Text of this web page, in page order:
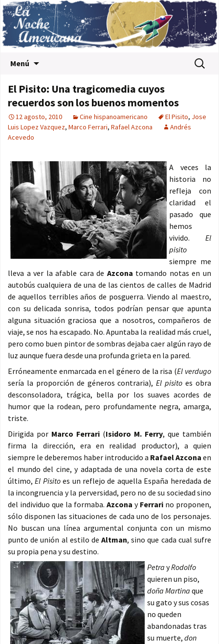
Menú Buscar:
El Pisito: Una tragicomedia cuyos
recuerdos son los buenos momentos
12 agosto, 2010 Cine hispanoamericano El Pisito, Jose
Luis Lopez Vazquez, Marco Ferrari, Rafael Azcona
Andrés
Acevedo
A veces la
historia no
refleja con
claridad el
pasado que
hemos
vivido. El
pisito
siempre me
lleva a ver la afable cara de Azcona tomando notas en un
autobús cualquiera de una de las cientos de calles de Madrid
de aquellos terribles años de posguerra. Viendo al maestro,
con su delicada sonrisa, todos podrían pensar que apunta
alguna situación graciosa que a nosotros, compañeros de
viaje, se nos ha escapado. No. Apuntaba la realidad más cruel,
pero como buen pintor de sombras dejaba caer algún rayo de
luz aunque fuera desde una profunda grieta en la pared.
Erróneamente enmarcada en el género de la risa (El verdugo
sería la proporción de géneros contraria),El pisito es obra
desconsoladora, trágica, bella por los suaves acordes de
humor que la rodean, pero profundamente negra, amarga,
triste.
Dirigida por Marco Ferrari (Isidoro M. Ferry, que también
firma la dirección, era en realidad productor), a quien
siempre le deberemos haber introducido a Rafael Azcona en
el mundo del cine, y adaptada de una novela corta de este
último,El Pisitoes un reflejo de aquella España heredada de
la incongruencia y la perversidad, pero no de su sociedad sino
del individuo que la formaba. Azcona y Ferrari no proponen,
sólo disponen las situaciones de cada uno de los personajes.
No buscan una línea argumental conjunta con un mismo
punto de unión al estilo deAltman, sino que cada cual sufre
su propia pena y su destino.
Petra yRodolfo
quieren un piso,
doña Martina que
su gato y sus cosas
no queden
abandonadas tras
su muerte, don